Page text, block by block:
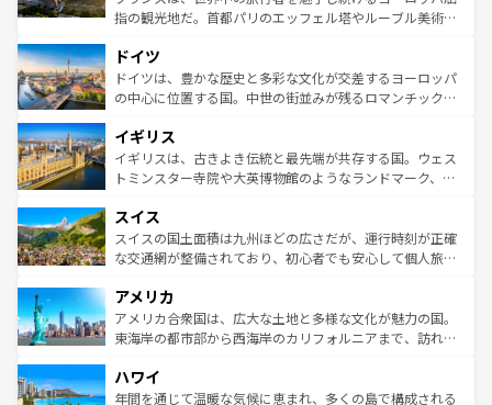
アートに溢れた街角から、地方では古代ローマ遺跡や中世
せる。地方によって風土や気候が異なるスペインはその個
性で訪れる人を魅了する。 なお、新着のスペイン情報は コ
ンテンツ一覧を参照してほしい。
指の観光地だ。首都パリのエッフェル塔やルーブル美術館
で、幅広い魅力が詰まっている。華麗な宮殿、歴史的な大
聖堂、美しいビーチ、そして豊かな自然が、訪れる者を心
から魅了する。また、フランスは美食の国としても知ら
いる。シャンパンの発祥地であるランス、プロヴァンスの
香り高いラベンダー畑など、多彩な楽しみ方が可能だ。さ
らに、パリ以外の地域にも魅力が溢れており、どの街角に
れる地方に足を運ぶとそれぞれで全く異なる文化を体験で
きるだろう。 なお、新着のフランス情報はコンテンツ一覧
を参照してほしい。
ドイツ
ドイツは、豊かな歴史と多彩な文化が交差するヨーロッパ
の中心に位置する国。中世の街並みが残るロマンチック街
顔を持つこの国は、どこを歩いても飽きることがない。ベ
ルリンの文化的活気、バイエルン州のアルプスの絶景、そ
してライン川沿いのワイン畑といった風景は必見。ビール
は、お酒好きな人にはぜひ体験してほしい。 なお、新着の
ドイツ情報はコンテンツ一覧を参照してほしい。
イギリス
イギリスは、古きよき伝統と最先端が共存する国。ウェス
トミンスター寺院や大英博物館のようなランドマーク、歴
リアごとに異なる魅力がある。また、優雅なアフタヌーン
ティー、ビール好きにはたまらない英国パブ、サッカー観
戦など、本場だからこそできる体験も豊富。イギリスを旅
ンツ一覧を参照してほしい。
スイス
スイスの国土面積は九州ほどの広さだが、運行時刻が正確
な交通網が整備されており、初心者でも安心して個人旅行
の建物がそのまま残る町や、スイスならではのユニークな
博物館もあり、アルプス観光だけでなく町歩きも満喫する
ことができる。国民の所得が高いため物価も高いが、旅行
ば市内交通費無料で観光を楽しむこともできる。 なお、新
着のスイス情報はコンテンツ一覧 を参照してほしい。
アメリカ
アメリカ合衆国は、広大な土地と多様な文化が魅力の国。
東海岸の都市部から西海岸のカリフォルニアまで、訪れる
のような巨大都市は、観光、ショッピング、エンターテイ
ンメントが詰まった刺激的なスポットだ。一方、アメリカ
ハワイ
年間を通じて温暖な気候に恵まれ、多くの島で構成される